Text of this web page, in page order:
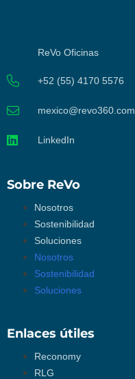
ReVo Oficinas
+52 (55) 4170 5576
mexico@revo360.com
LinkedIn
Sobre ReVo
Nosotros
Sostenibilidad
Soluciones
Nosotros
Sostenibilidad
Soluciones
Enlaces útiles
Reconomy
RLG